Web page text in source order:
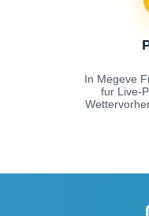
In Megeve
fur Live-